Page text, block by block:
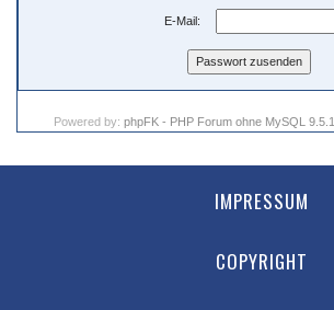
E-Mail:
Powered by:phpFK - PHP Forum ohne MySQL 9.5.1
IMPRESSUM
COPYRIGHT